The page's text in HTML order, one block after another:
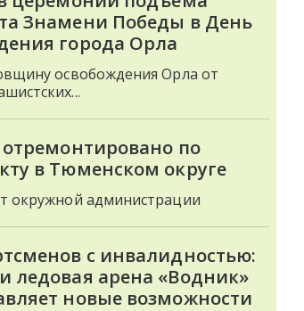
Знамени Победы в День
города Орла
освобождения Орла от
отремонтировано по
в Тюменском округе
окружной администрации
с инвалидностью:
ледовая арена «Водник»
новые возможности